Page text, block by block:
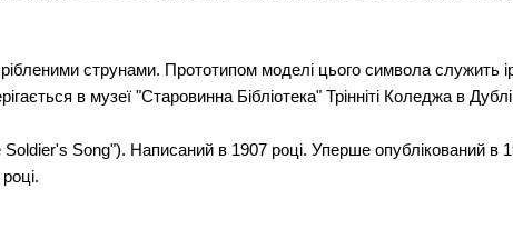
струнами. Прототипом моделі цього символа служить
в музеї "Старовинна Бібліотека" Трінніті Коледжа в
Song"). Написаний в 1907 році. Уперше опублікований в